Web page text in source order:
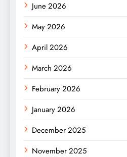
June 2026
May 2026
April 2026
March 2026
February 2026
January 2026
December 2025
November 2025